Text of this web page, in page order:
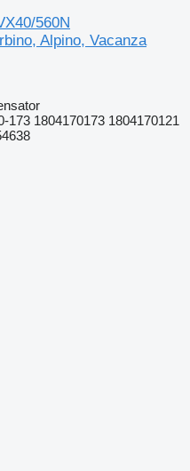
560N
Alpino, Vacanza
173 1804170173 1804170121